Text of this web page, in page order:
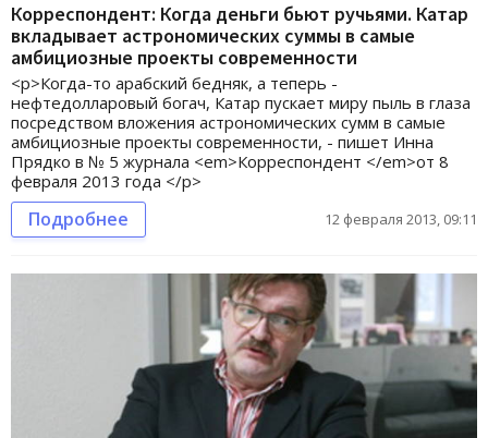
Корреспондент: Когда деньги бьют ручьями. Катар
вкладывает астрономических суммы в самые
амбициозные проекты современности
<p>Когда-то арабский бедняк, а теперь -
нефтедолларовый богач, Катар пускает миру пыль в глаза
посредством вложения астрономических сумм в самые
амбициозные проекты современности, - пишет Инна
Прядко в № 5 журнала <em>Корреспондент </em>от 8
февраля 2013 года </p>
Подробнее 12 февраля 2013, 09:11